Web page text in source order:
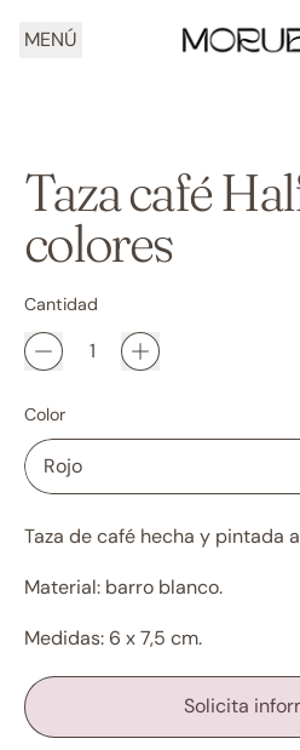
MENÚ
Taza café
colores
Cantidad
Color
Taza de café hecha y pintada
Material: barro blanco.
Medidas: 6 x 7,5 cm.
Solicita